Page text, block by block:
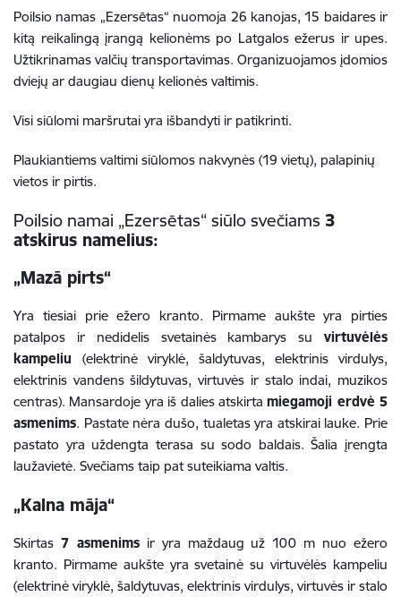
Poilsio namas „Ezersētas“ nuomoja 26 kanojas, 15 baidares ir
kitą reikalingą įrangą kelionėms po Latgalos ežerus ir upes.
Užtikrinamas valčių transportavimas. Organizuojamos įdomios
dviejų ar daugiau dienų kelionės valtimis.
Visi siūlomi maršrutai yra išbandyti ir patikrinti.
Plaukiantiems valtimi siūlomos nakvynės (19 vietų), palapinių
vietos ir pirtis.
Poilsio namai „Ezersētas“ siūlo svečiams 3
atskirus namelius:
„Mazā pirts“
Yra tiesiai prie ežero kranto. Pirmame aukšte yra pirties
patalpos ir nedidelis svetainės kambarys su virtuvėlės
kampeliu (elektrinė viryklė, šaldytuvas, elektrinis virdulys,
elektrinis vandens šildytuvas, virtuvės ir stalo indai, muzikos
centras). Mansardoje yra iš dalies atskirtamiegamoji erdvė 5
asmenims. Pastate nėra dušo, tualetas yra atskirai lauke. Prie
pastato yra uždengta terasa su sodo baldais. Šalia įrengta
laužavietė. Svečiams taip pat suteikiama valtis.
„Kalna māja“
Skirtas 7 asmenimsir yra maždaug už 100 m nuo ežero
kranto. Pirmame aukšte yra svetainė su virtuvėlės kampeliu
(elektrinė viryklė, šaldytuvas, elektrinis virdulys, virtuvės ir stalo